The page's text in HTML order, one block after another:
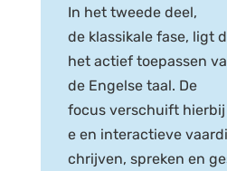
In het tweede deel,
de klassikale fase, ligt
het actief toepassen
de Engelse taal. De
focus verschuift
e en interactieve
chrijven, spreken en